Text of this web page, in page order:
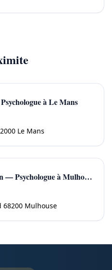
à Le Mans
Le Mans
Catherine Moeglen — Psychologue à Mulhouse
68200 Mulhouse